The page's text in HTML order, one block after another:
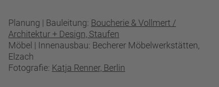
Planung | Bauleitung: Boucherie & Vollmert /
Architektur + Design, Staufen
Möbel | Innenausbau: Becherer Möbelwerkstätten,
Elzach
Fotografie: Katja Renner, Berlin